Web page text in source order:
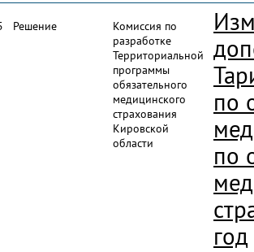
Решение
Комиссия по
разработке
Территориальной
программы
обязательного
медицинского
страхования
Кировской
области
по
по
год